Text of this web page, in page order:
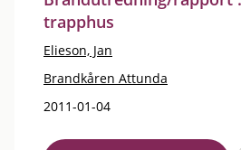
trapphus
Elieson, Jan
Brandkåren Attunda
2011-01-04